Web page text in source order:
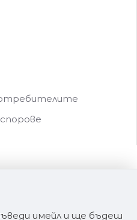
имейл и ще бъдеш
и научавай първи за
Абонирай се